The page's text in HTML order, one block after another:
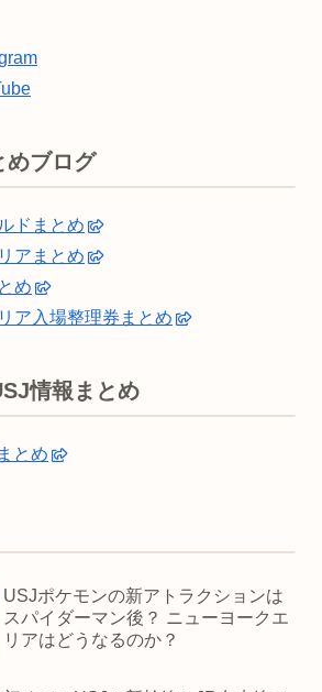
めブログ
ドまとめ
アまとめ
め
ア入場整理券まとめ
情報まとめ
とめ
USJポケモンの新アトラクションは
スパイダーマン後？ ニューヨークエ
リアはどうなるのか？